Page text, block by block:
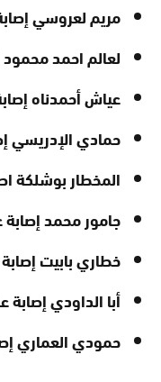
مريم لعروسي
لعالم احمد
عياش أحمدناه
حمادي الإدريسي
المخطار بوشلكة
جامور محمد
خطاري بابيت
أبا الداودي
حمودي العماري